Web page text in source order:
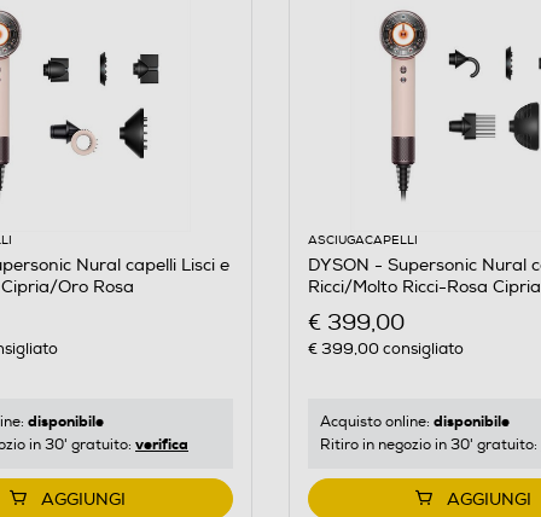
Nural capelli Lisci e
Oro Rosa
disponibile
in 30' gratuito: verifica
AGGIUNGI
ASCIUGACAPELLI
DYSON - Supersonic Nural
Ricci/Molto Ricci-Rosa
€ 399,00
€ 399,00consigliato
Acquisto online: disponibile
Ritiro in negozio in 30' gratuito:
AGGIUNGI